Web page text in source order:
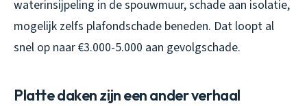
waterinsijpeling in de spouwmuur, schade aan isolatie,
mogelijk zelfs plafondschade beneden. Dat loopt al
snel op naar €3.000-5.000 aan gevolgschade.
Platte daken zijn een ander verhaal